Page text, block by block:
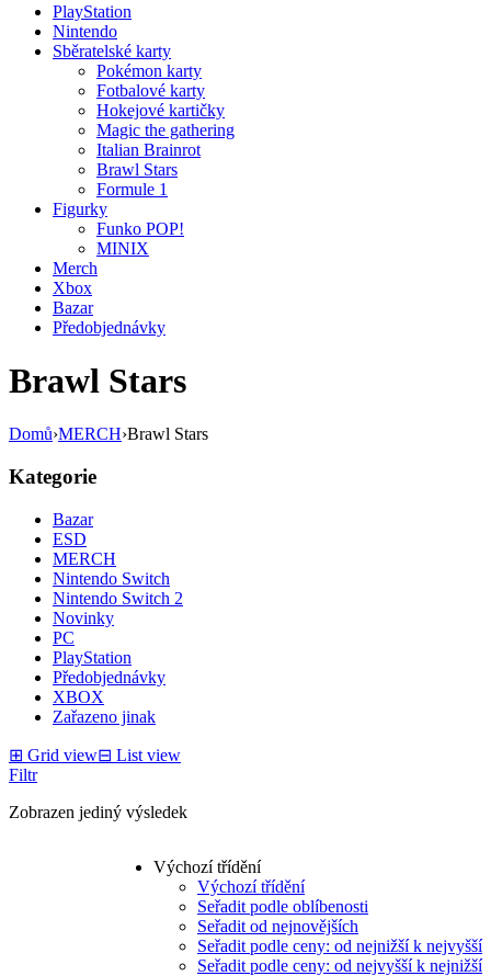
PlayStation
Nintendo
Sběratelské karty
Pokémon karty
Fotbalové karty
Hokejové kartičky
Magic the gathering
Italian Brainrot
Brawl Stars
Formule 1
Figurky
Funko POP!
MINIX
Merch
Xbox
Bazar
Předobjednávky
Brawl Stars
Domů›MERCH›Brawl Stars
Kategorie
Bazar
ESD
MERCH
Nintendo Switch
Nintendo Switch 2
Novinky
PC
PlayStation
Předobjednávky
XBOX
Zařazeno jinak
⊞ Grid view⊟ List view
Filtr
Zobrazen jediný výsledek
Výchozí třídění
Výchozí třídění
Seřadit podle oblíbenosti
Seřadit od nejnovějších
Seřadit podle ceny: od nejnižší k nejvyšší
Seřadit podle ceny: od nejvyšší k nejnižší